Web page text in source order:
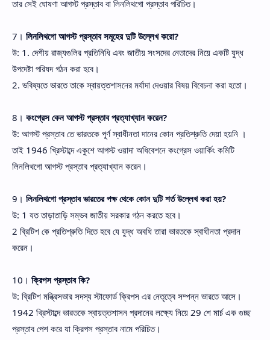
তার সেই ঘোষণা আগস্ট প্রস্তাব বা লিনলিথগো প্রস্তাব পরিচিত।
7। লিনলিথগো আগস্ট প্রস্তাব সমূহের দুটি উল্লেখ করো?
উ: 1. দেশীয় রাজ্যগুলির প্রতিনিধি এবং জাতীয় সংসদের নেতাদের নিয়ে একটি যুদ্ধ
উপদেষ্টা পরিষদ গঠন করা হবে।
2. ভবিষ্যতে ভারতে তাকে স্বায়ত্তশাসনের মর্যাদা দেওয়ার বিষয় বিবেচনা করা হতো।
8। কংগ্রেস কেন আগস্ট প্রস্তাব প্রত্যাখ্যান করেন?
উ: আগস্ট প্রস্তাব তে ভারতকে পূর্ণ স্বাধীনতা দানের কোন প্রতিশ্রুতি দেয়া হয়নি ।
তাই 1946 খ্রিস্টাব্দে একুশে আগস্ট ওয়াদা অধিবেশনে কংগ্রেস ওয়ার্কিং কমিটি
লিনলিথগো আগস্ট প্রস্তাব প্রত্যাখ্যান করেন।
9। লিনলিথগো প্রস্তাব ভারতের পক্ষ থেকে কোন দুটি শর্ত উল্লেখ করা হয়?
উ: 1 যত তাড়াতাড়ি সম্ভব জাতীয় সরকার গঠন করতে হবে।
2 ব্রিটিশ কে প্রতিশ্রুতি দিতে হবে যে যুদ্ধ অবধি তারা ভারতকে স্বাধীনতা প্রদান
করেন।
10। ক্রিপস প্রস্তাব কি?
উ: ব্রিটিশ মন্ত্রিসভার সদস্য স্টাফোর্ড ক্রিপস এর নেতৃত্বে সম্পন্ন ভারতে আসে।
1942 খ্রিস্টাব্দে ভারতকে স্বায়ত্তশাসন প্রদানের লক্ষ্যে নিয়ে 29 শে মার্চ এক গুচ্ছ
প্রস্তাব পেশ করে যা ক্রিপস প্রস্তাব নামে পরিচিত।